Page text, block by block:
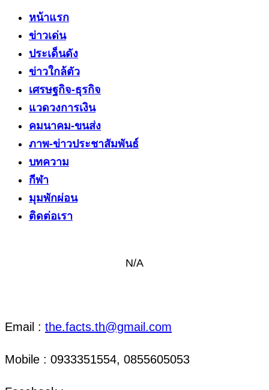
หน้าแรก
ข่าวเด่น
ประเด็นดัง
ข่าวใกล้ตัว
เศรษฐกิจ-ธุรกิจ
แวดวงการเงิน
คมนาคม-ขนส่ง
ภาพ-ข่าวประชาสัมพันธ์
บทความ
กีฬา
มุมพักผ่อน
ติดต่อเรา
N/A
Email : the.facts.th@gmail.com
Mobile : 0933351554, 0855605053